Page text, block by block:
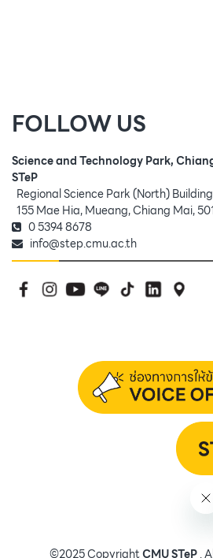
FOLLOW US
Science and Technology Park,
STeP
Regional Science Park (North)
155 Mae Hia, Mueang, Chiang Mai,
0 5394 8678
info@step.cmu.ac.th
©2025 CopyrightCMU STeP.